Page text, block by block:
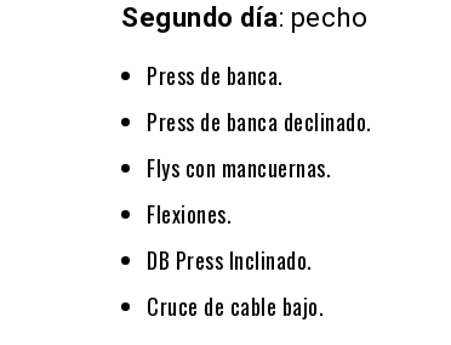
Segundo día: pecho
Press de banca.
Press de banca declinado.
Flys con mancuernas.
Flexiones.
DB Press Inclinado.
Cruce de cable bajo.